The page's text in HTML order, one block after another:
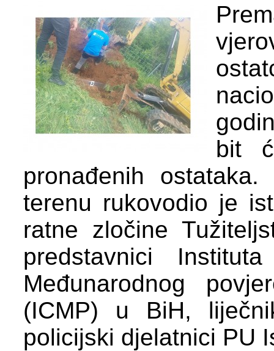
bit
pronađenih
terenu rukovodio je
ratne zločine
predstavnici
Međunarodnog
(ICMP) u BiH,
policijski djelatnici PU